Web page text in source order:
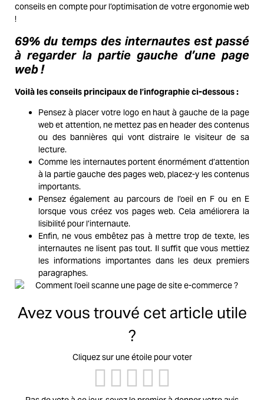
conseils en compte pour l’optimisation de votre ergonomie web
!
69% du temps des internautes est passé
à regarder la partie gauche d’une page
web !
Voilà les conseils principaux de l’infographie ci-dessous :
Pensez à placer votre logo enhaut à gauche de la page
web et attention, ne mettez pas en header des contenus
ou des bannières qui vont distraire le visiteur de sa
lecture.
Comme les internautes portent énormément d’attention
à la partie gauche des pages web, placez-y les contenus
importants.
Pensez également au parcours de l’oeil en F ou en E
lorsque vous créez vos pages web. Cela améliorera la
lisibilité pour l’internaute.
Enfin, ne vous embêtez pas à mettre trop de texte, les
internautes ne lisent pas tout. Il suffit que vous mettiez
les informations importantes dans les deux premiers
paragraphes.
Avez vous trouvé cet article utile
?
Cliquez sur une étoile pour voter